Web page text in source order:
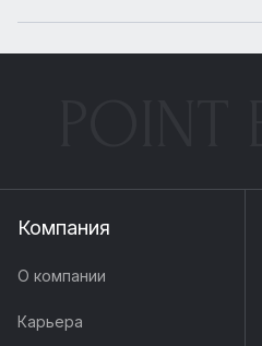
Компания
О компании
Карьера